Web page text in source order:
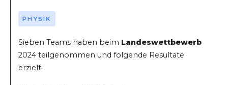
PHYSIK
Sieben Teams haben beim Landeswettbewerb
2024 teilgenommen und folgende Resultate
erzielt: